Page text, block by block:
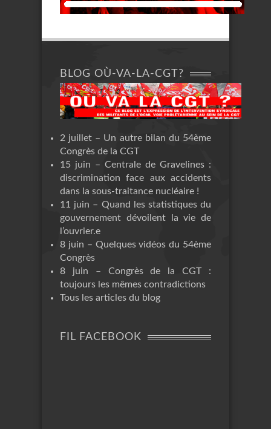
BLOG OÙ-VA-LA-CGT?
2 juillet – Un autre bilan du 54ème
Congrès de la CGT
15 juin – Centrale de Gravelines :
discrimination face aux accidents
dans la sous-traitance nucléaire !
11 juin – Quand les statistiques du
gouvernement dévoilent la vie de
l’ouvrier.e
8 juin – Quelques vidéos du 54ème
Congrès
8 juin – Congrès de la CGT :
toujours les mêmes contradictions
Tous les articles du blog
FIL FACEBOOK